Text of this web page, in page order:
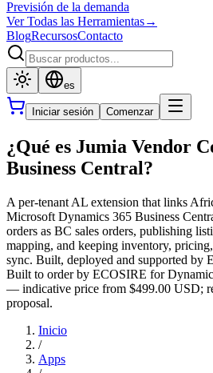
Previsión de la demanda
Ver Todas las Herramientas→
BlogRecursosContacto
es
Iniciar sesión Comenzar
¿Qué es Jumia Vendor
Business Central?
A per-tenant AL extension that links
Microsoft Dynamics 365 Business
orders as BC sales orders, publishing
mapping, and keeping inventory,
sync. Built, deployed and supported by
Built to order by ECOSIRE for
— indicative price from $499.00 USD;
proposal.
Inicio
/
Apps